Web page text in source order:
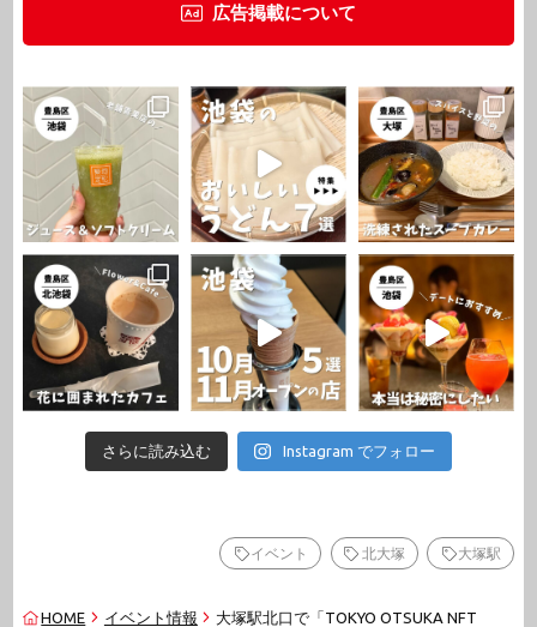
広告掲載について
さらに読み込む Instagram でフォロー
イベント 北大塚 大塚駅
HOME イベント情報
大塚駅北口で「TOKYO OTSUKA NFT